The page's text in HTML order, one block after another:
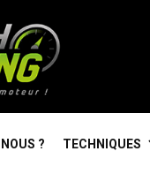
? TECHNIQUES